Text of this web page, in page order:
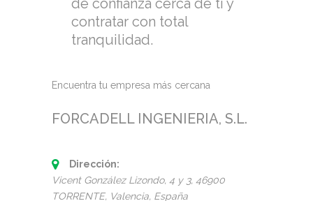
contratar con total
tranquilidad.
Encuentra tu empresa más cercana
FORCADELL INGENIERIA, S.L.
Dirección:
Vicent González Lizondo, 4 y 3, 46900
TORRENTE, Valencia, España